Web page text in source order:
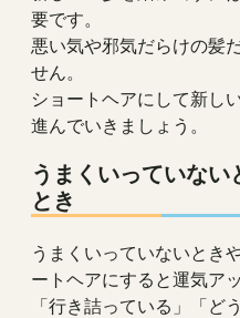
要です。
悪い気や邪気だらけの髪
せん。
ショートヘアにして新し
進んでいきましょう。
うまくいっていな
とき
うまくいっていないとき
ートヘアにすると運気ア
「行き詰っている」「ど